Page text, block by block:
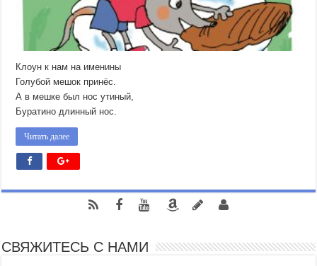
Клоун к нам на именины
Голубой мешок принёс.
А в мешке был нос утиный,
Буратино длинный нос.
Читать далее
СВЯЖИТЕСЬ С НАМИ